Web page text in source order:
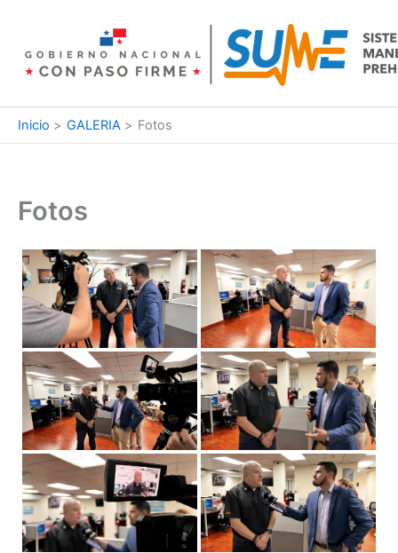
contenido
Inicio GALERIA Fotos
Fotos